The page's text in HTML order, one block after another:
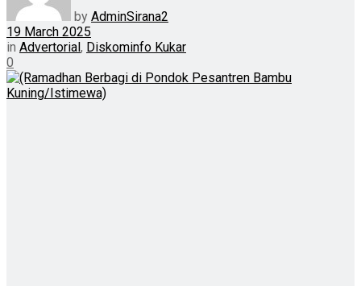
by AdminSirana2
19 March 2025
in Advertorial, Diskominfo Kukar
0